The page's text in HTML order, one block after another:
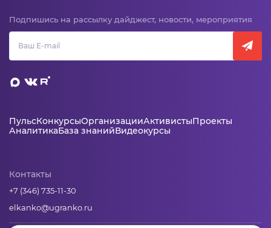
Подпишись на рассылку дайджест, новости, мероприятия
ПульсКонкурсыОрганизацииАктивистыПроекты
АналитикаБаза знанийВидеокурсы
Контакты
+7 (346) 735-11-30
elkanko@ugranko.ru